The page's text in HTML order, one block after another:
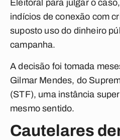
Eleitoral para julgar o
indícios de conexão com
suposto uso do dinheiro
campanha.
A decisão foi tomada
Gilmar Mendes, do
(STF), uma instância
mesmo sentido.
Cautelares